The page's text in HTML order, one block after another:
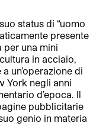
status di “uomo
presente
per una mini
in acciaio,
un’operazione di
York negli anni
d’epoca. Il
pubblicitarie
genio in materia